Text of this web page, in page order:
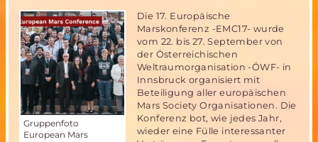
Rückblick
Gruppenfoto
European Mars
Die 17. Europäische
Marskonferenz -EMC17- wurde
vom 22. bis 27. September von
der Österreichischen
Weltraumorganisation -ÖWF- in
Innsbruck organisiert mit
Beteiligung aller europäischen
Mars Society Organisationen. Die
Konferenz bot, wie jedes Jahr,
wieder eine Fülle interessanter